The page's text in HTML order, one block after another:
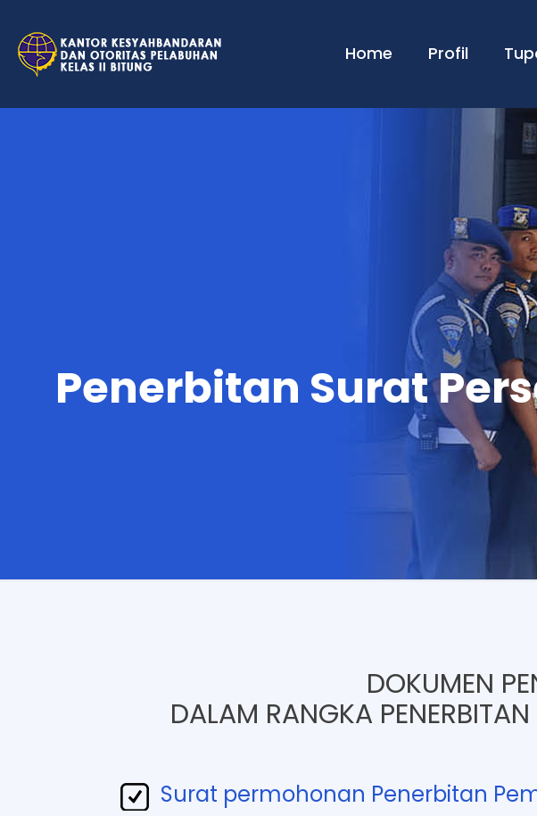
Home Profil
Penerbitan Surat
DOKUMEN
DALAM RANGKA
Surat permohonan Penerbitan